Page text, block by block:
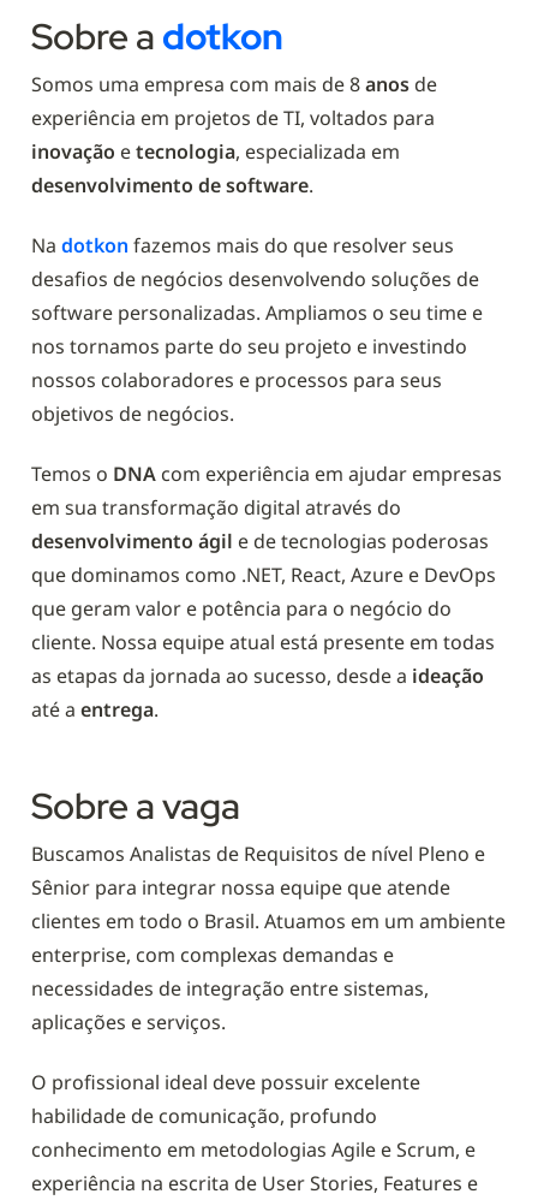
Sobre a dotkon
Somos uma empresa com mais de 8 anos de
inovação e tecnologia
desenvolvimento de software.
Na dotkon fazemos mais do que resolver seus
desafios de negócios desenvolvendo soluções de
software personalizadas. Ampliamos o seu time e
nos tornamos parte do seu projeto e investindo
nossos colaboradores e processos para seus
objetivos de negócios.
Temos o DNA com experiência em ajudar empresas
desenvolvimento ágil e de tecnologias poderosas
que dominamos como .NET, React, Azure e DevOps
que geram valor e potência para o negócio do
cliente. Nossa equipe atual está presente em todas
as etapas da jornada ao sucesso, desde a
até a entrega.
Sobre a vaga
Buscamos Analistas de Requisitos de nível Pleno e
Sênior para integrar nossa equipe que atende
clientes em todo o Brasil. Atuamos em um ambiente
enterprise, com complexas demandas e
necessidades de integração entre sistemas,
aplicações e serviços.
O profissional ideal deve possuir excelente
habilidade de comunicação, profundo
conhecimento em metodologias Agile e Scrum, e
experiência na escrita de User Stories, Features e